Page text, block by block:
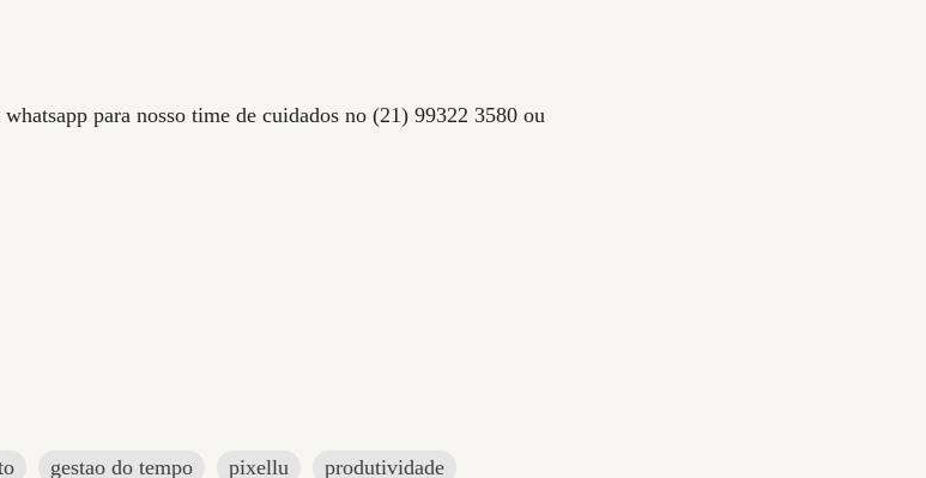
para nosso time de cuidados no (21) 99322 3580 ou
gestao do tempo pixellu produtividade